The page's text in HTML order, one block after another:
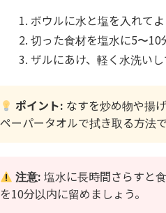
ボウルに水と塩を入れて
切った食材を塩水に5〜10
ザルにあけ、軽く水洗い
ポイント: なすを炒め物や揚
ペーパータオルで拭き取る方法
注意: 塩水に長時間さらすと
を10分以内に留めましょう。